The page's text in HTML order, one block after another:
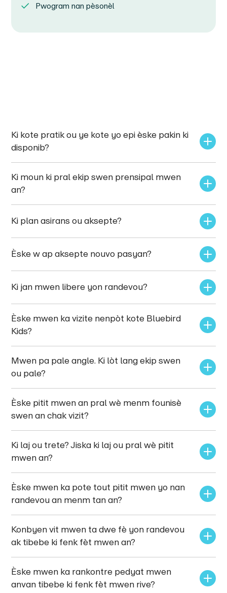
Pwogram nan pèsonèl
Ki kote pratik ou ye kote yo epi èske pakin ki
disponib?
Ki moun ki pral ekip swen prensipal mwen
an?
Ki plan asirans ou aksepte?
Èske w ap aksepte nouvo pasyan?
Ki jan mwen libere yon randevou?
Èske mwen ka vizite nenpòt kote Bluebird
Kids?
Mwen pa pale angle. Ki lòt lang ekip swen
ou pale?
Èske pitit mwen an pral wè menm founisè
swen an chak vizit?
Ki laj ou trete? Jiska ki laj ou pral wè pitit
mwen an?
Èske mwen ka pote tout pitit mwen yo nan
randevou an menm tan an?
Konbyen vit mwen ta dwe fè yon randevou
ak tibebe ki fenk fèt mwen an?
Èske mwen ka rankontre pedyat mwen
anvan tibebe ki fenk fèt mwen rive?